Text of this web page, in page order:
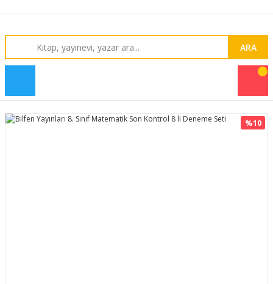
ARA
%10